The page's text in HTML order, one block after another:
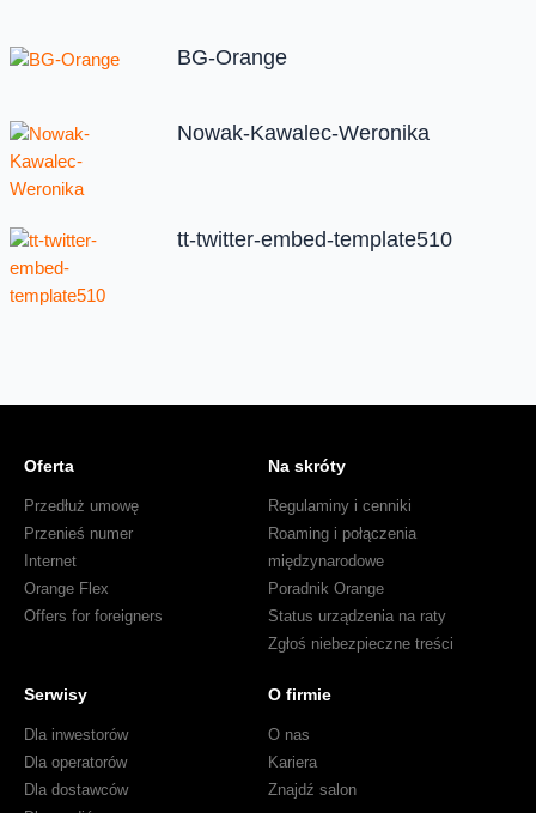
BG-Orange
Nowak-Kawalec-Weronika
tt-twitter-embed-template510
Oferta
Przedłuż umowę
Przenieś numer
Internet
Orange Flex
Offers for foreigners
Na skróty
Regulaminy i cenniki
Roaming i połączenia
międzynarodowe
Poradnik Orange
Status urządzenia na raty
Zgłoś niebezpieczne treści
Serwisy
Dla inwestorów
Dla operatorów
Dla dostawców
O firmie
O nas
Kariera
Znajdź salon